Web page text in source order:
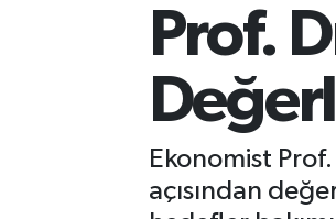
Prof.
Ekonomist
açısından
Tüm Manşetler
Son Dakika Haberleri
Haber Arşivi